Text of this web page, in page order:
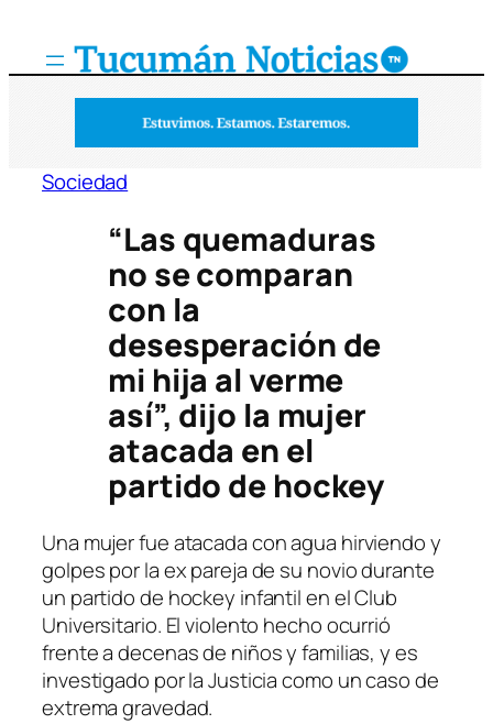
Sociedad
“Las quemaduras
no se comparan
con la
desesperación de
mi hija al verme
así”, dijo la mujer
atacada en el
partido de hockey
Una mujer fue atacada con agua hirviendo y
golpes por la ex pareja de su novio durante
un partido de hockey infantil en el Club
Universitario. El violento hecho ocurrió
frente a decenas de niños y familias, y es
investigado por la Justicia como un caso de
extrema gravedad.